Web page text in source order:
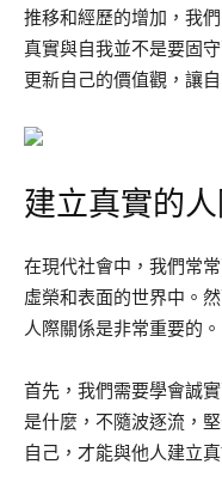
推移和經歷的增加，我
真實與自我並不是要固
更新自己的價值觀，讓
建立真實的
在現代社會中，我們常
虛榮和表面的世界中。
人際關係是非常重要的。
首先，我們需要學會誠
是什麼，不隨波逐流，
自己，才能與他人建立